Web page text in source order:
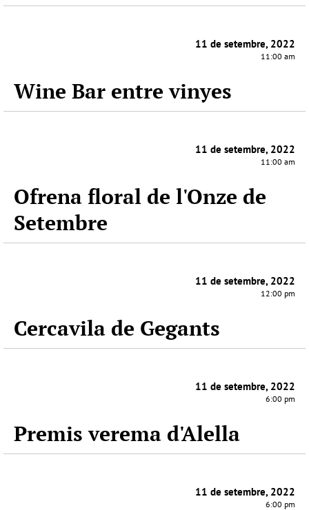
11 de setembre, 2022
11:00 am
Wine Bar entre vinyes
11 de setembre, 2022
11:00 am
Ofrena floral de l'Onze de
Setembre
11 de setembre, 2022
12:00 pm
Cercavila de Gegants
11 de setembre, 2022
6:00 pm
Premis verema d'Alella
11 de setembre, 2022
6:00 pm